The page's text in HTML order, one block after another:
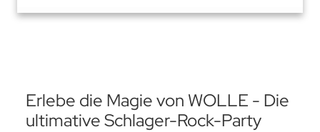
Erlebe die Magie von WOLLE - Die
ultimative Schlager-Rock-Party